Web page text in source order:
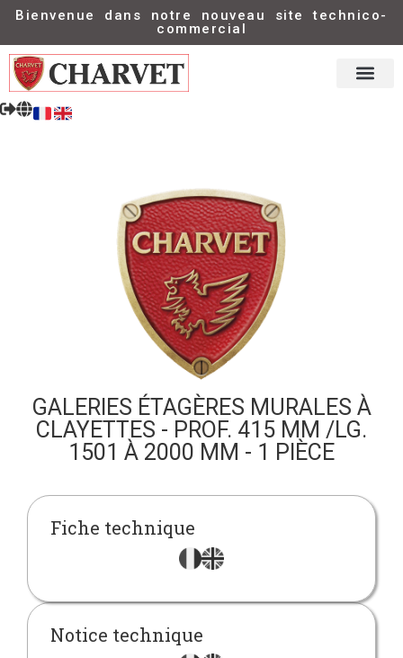
Bienvenue dans notre nouveau site technico-
commercial
GALERIES ÉTAGÈRES MURALES À
CLAYETTES - PROF. 415 MM /LG.
1501 À 2000 MM - 1 PIÈCE
Fiche technique
Notice technique